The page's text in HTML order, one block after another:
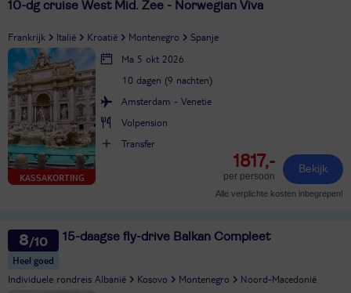
10-dg cruise West Mid. Zee - Norwegian Viva
Frankrijk Italië Kroatië Montenegro Spanje
KASSAKORTING
Ma 5 okt 2026
10 dagen (9 nachten)
Amsterdam - Venetie
Volpension
Transfer
1817,-
per persoon
Bekijk
Alle verplichte kosten inbegrepen!
8
Heel goed
15-daagse fly-drive Balkan Compleet
Individuele rondreis Albanië Kosovo Montenegro
Noord-Macedonië